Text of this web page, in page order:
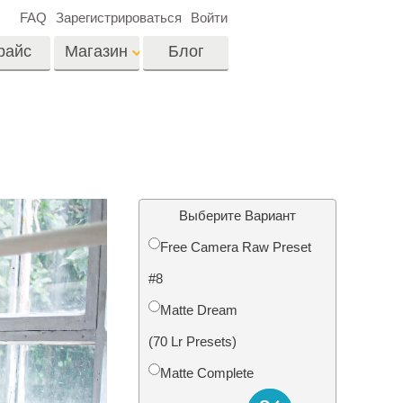
Недвижимости
Реставрация
фотографий
Магазин
Видео Оверлейсы
Блог
FAQ Зарегистрироваться Войти
Выберите Вариант
Free Camera Raw Preset
#8
Matte Dream
(70 Lr Presets)
Matte Complete